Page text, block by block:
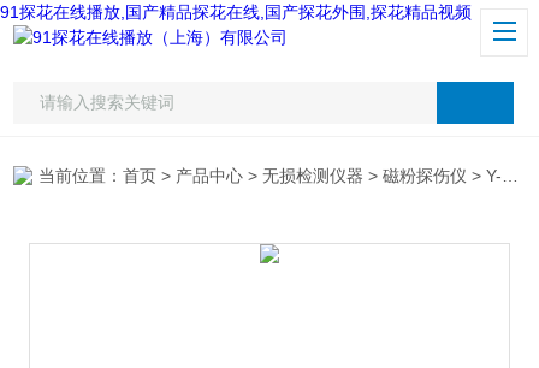
91探花在线播放,国产精品探花在线,国产探花外围,探花精品视频
当前位置：首页 > 产品中心 >无损检测仪器 >磁粉探伤仪 > Y-1磁粉探伤仪